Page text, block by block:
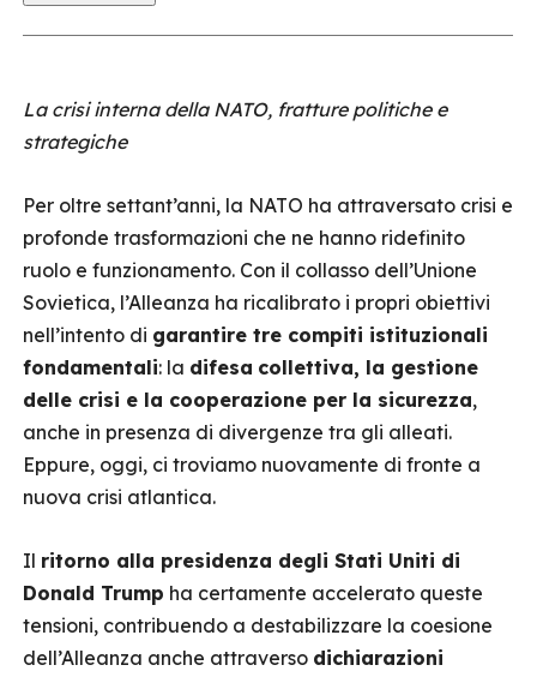
La crisi interna della NATO, fratture politiche e
strategiche
Per oltre settant’anni, la NATO ha attraversato crisi e
profonde trasformazioni che ne hanno ridefinito
ruolo e funzionamento. Con il collasso dell’Unione
Sovietica, l’Alleanza ha ricalibrato i propri obiettivi
nell’intento di garantire tre compiti istituzionali
fondamentali: la difesa collettiva, la gestione
delle crisi e la cooperazione per la sicurezza,
anche in presenza di divergenze tra gli alleati.
Eppure, oggi, ci troviamo nuovamente di fronte a
nuova crisi atlantica.
Il ritorno alla presidenza degli Stati Uniti di
Donald Trump ha certamente accelerato queste
tensioni, contribuendo a destabilizzare la coesione
dell’Alleanza anche attraverso dichiarazioni